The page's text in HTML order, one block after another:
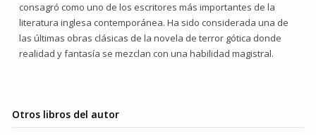
consagró como uno de los escritores más importantes de la
literatura inglesa contemporánea. Ha sido considerada una de
las últimas obras clásicas de la novela de terror gótica donde
realidad y fantasía se mezclan con una habilidad magistral.
Otros libros del autor